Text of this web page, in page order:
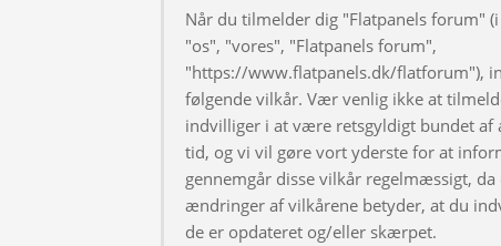
Når du tilmelder dig "Flatpanels forum"
"os", "vores", "Flatpanels forum",
"https://www.flatpanels.dk/flatforum"),
følgende vilkår. Vær venlig ikke at
indvilliger i at være retsgyldigt bundet af
tid, og vi vil gøre vort yderste for at
gennemgår disse vilkår regelmæssigt,
ændringer af vilkårene betyder, at du
de er opdateret og/eller skærpet.